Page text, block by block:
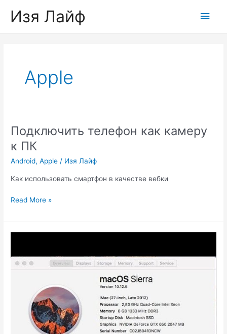
Изя Лайф
Main
Apple
Подключить телефон как камеру
к ПК
Android,Apple / Изя Лайф
Как использовать смартфон в качестве вебки
Подключить
как
камеру
ПК
Read More »